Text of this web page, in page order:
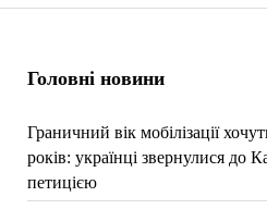
Головні новини
Граничний вік мобілізації
років: українці звернулися до
петицією